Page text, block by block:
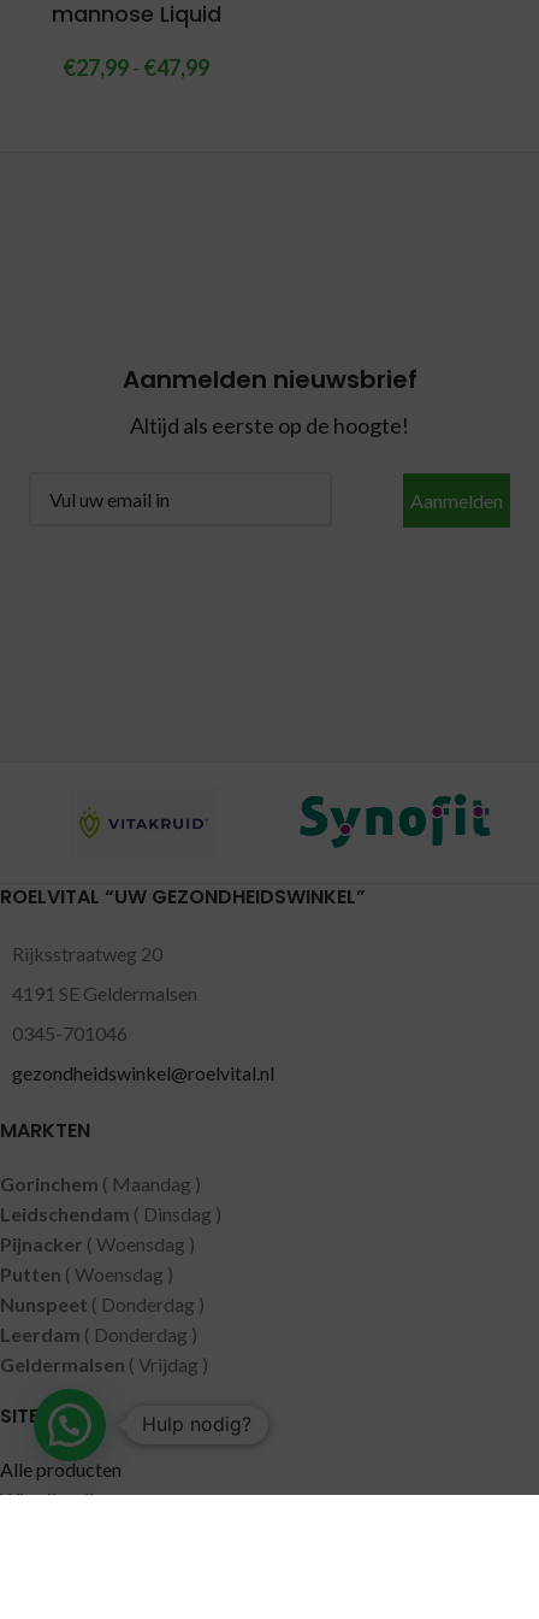
mannose Liquid
€27,99- €47,99
Aanmelden nieuwsbrief
Altijd als eerste op de hoogte!
Aanmelden
ROELVITAL “UW GEZONDHEIDSWINKEL”
Rijksstraatweg 20
4191 SE Geldermalsen
0345-701046
gezondheidswinkel@roelvital.nl
MARKTEN
Gorinchem ( Maandag )
Leidschendam ( Dinsdag )
Pijnacker ( Woensdag )
Putten ( Woensdag )
Nunspeet ( Donderdag )
Leerdam ( Donderdag )
Geldermalsen ( Vrijdag )
SITEMAP
Alle producten
Wie zijn wij
Hulp nodig?